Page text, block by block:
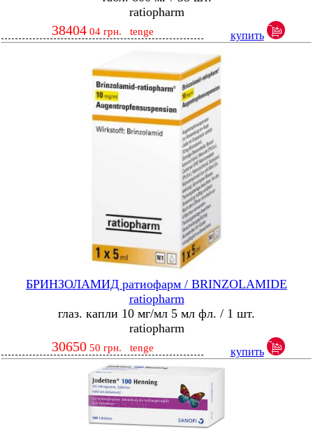
ratiopharm
3840404 грн. tenge купить
БРИНЗОЛАМИД ратиофарм / BRINZOLAMIDE
ratiopharm
глаз. капли 10 мг/мл 5 мл фл. / 1 шт.
ratiopharm
3065050 грн. tenge купить